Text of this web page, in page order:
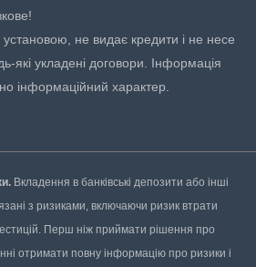
не видає кредити і не несе
які укладені договори. Інформація
інформаційний характер.
Вкладення в банківські депозити або інші
з ризиками, включаючи ризик втрати
Перш ніж приймати рішення про
отримати повну інформацію про ризики і